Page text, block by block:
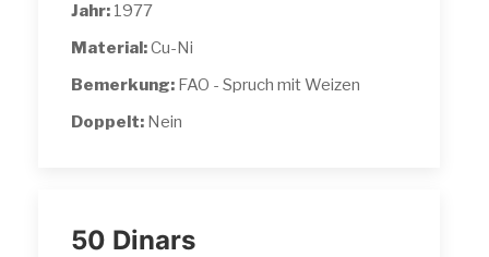
Jahr: 1977
Material:Cu-Ni
Bemerkung: FAO - Spruch mit Weizen
Doppelt: Nein
50 Dinars